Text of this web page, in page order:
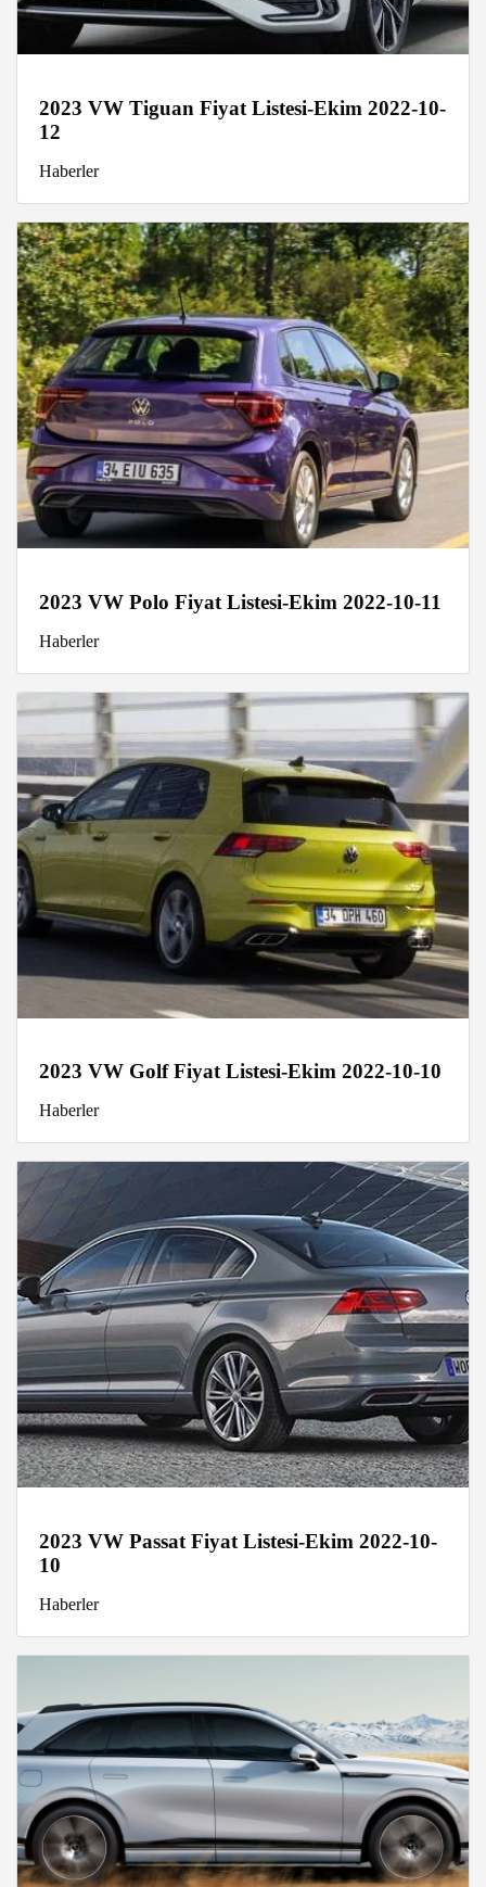
2023 VW Tiguan Fiyat Listesi-Ekim 2022-10-
12
Haberler
2023 VW Polo Fiyat Listesi-Ekim 2022-10-11
Haberler
2023 VW Golf Fiyat Listesi-Ekim 2022-10-10
Haberler
2023 VW Passat Fiyat Listesi-Ekim 2022-10-
10
Haberler